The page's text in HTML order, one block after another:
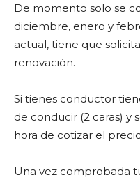
De momento solo se
diciembre, enero y
actual, tiene que
renovación.
Si tienes conductor
de conducir (2 caras) y
hora de cotizar el
Una vez comprobada